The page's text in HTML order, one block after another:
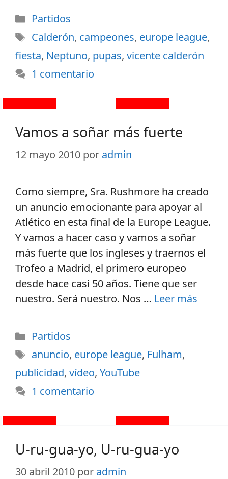
Partidos
Calderón, campeones, europe league,
fiesta, Neptuno, pupas, vicente calderón
1 comentario
Vamos a soñar más fuerte
12 mayo 2010 por admin
Como siempre, Sra. Rushmore ha creado
un anuncio emocionante para apoyar al
Atlético en esta final de la Europe League.
Y vamos a hacer caso y vamos a soñar
más fuerte que los ingleses y traernos el
Trofeo a Madrid, el primero europeo
desde hace casi 50 años. Tiene que ser
nuestro. Será nuestro. Nos … Leer más
Partidos
anuncio, europe league, Fulham,
publicidad, vídeo, YouTube
1 comentario
U-ru-gua-yo, U-ru-gua-yo
30 abril 2010 por admin